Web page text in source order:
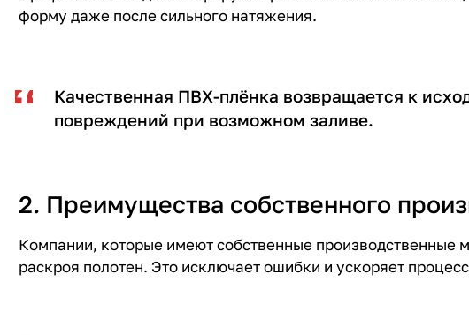
форму даже после сильного натяжения.
Качественная ПВХ-плёнка возвращается к
повреждений при возможном заливе.
2. Преимущества собственного
Компании, которые имеют собственные производственные
раскроя полотен. Это исключает ошибки и ускоряет